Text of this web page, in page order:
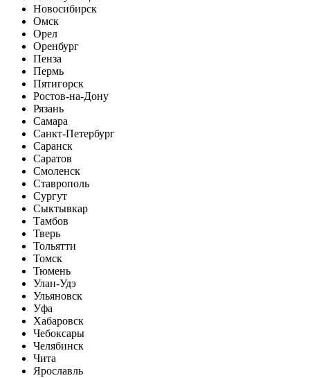
Новосибирск
Омск
Орел
Оренбург
Пенза
Пермь
Пятигорск
Ростов-на-Дону
Рязань
Самара
Санкт-Петербург
Саранск
Саратов
Смоленск
Ставрополь
Сургут
Сыктывкар
Тамбов
Тверь
Тольятти
Томск
Тюмень
Улан-Удэ
Ульяновск
Уфа
Хабаровск
Чебоксары
Челябинск
Чита
Ярославль